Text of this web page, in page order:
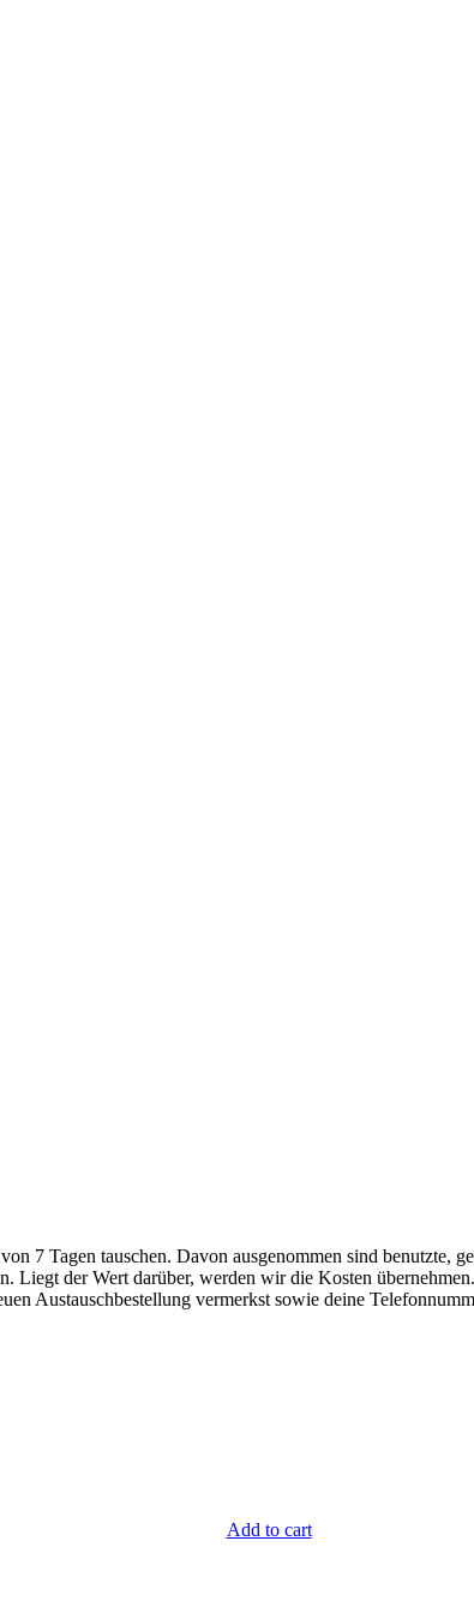
7 Tagen tauschen. Davon ausgenommen sind benutzte,
Liegt der Wert darüber, werden wir die Kosten
Austauschbestellung vermerkst sowie deine
Add to cart